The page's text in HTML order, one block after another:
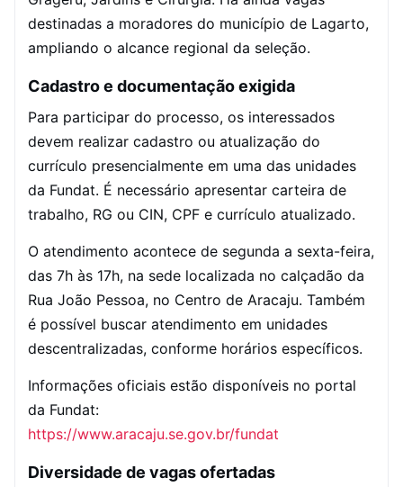
destinadas a moradores do município de Lagarto,
ampliando o alcance regional da seleção.
Cadastro e documentação exigida
Para participar do processo, os interessados
devem realizar cadastro ou atualização do
currículo presencialmente em uma das unidades
da Fundat. É necessário apresentar carteira de
trabalho, RG ou CIN, CPF e currículo atualizado.
O atendimento acontece de segunda a sexta-feira,
das 7h às 17h, na sede localizada no calçadão da
Rua João Pessoa, no Centro de Aracaju. Também
é possível buscar atendimento em unidades
descentralizadas, conforme horários específicos.
Informações oficiais estão disponíveis no portal
da Fundat:
https://www.aracaju.se.gov.br/fundat
Diversidade de vagas ofertadas